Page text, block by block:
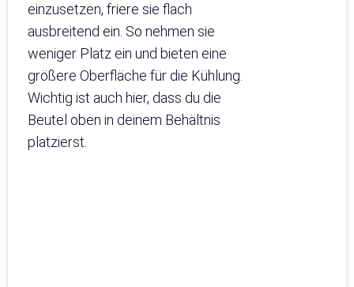
einzusetzen, friere sie flach
ausbreitend ein. So nehmen sie
weniger Platz ein und bieten eine
größere Oberfläche für die Kühlung.
Wichtig ist auch hier, dass du die
Beutel oben in deinem Behältnis
platzierst.